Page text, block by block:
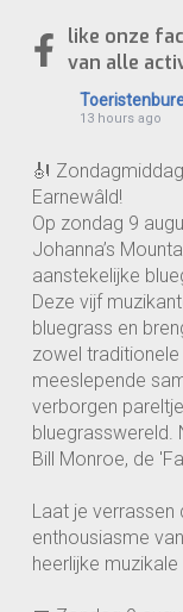
like onze
van alle
13 hours ago
🎻
Earnewâld!
Op zondag 9
Johanna’s
aanstekelijke
Deze vijf
bluegrass en
zowel
meeslepende
verborgen
bluegrasswereld.
Bill Monroe, de
Laat je
enthousiasme
heerlijke